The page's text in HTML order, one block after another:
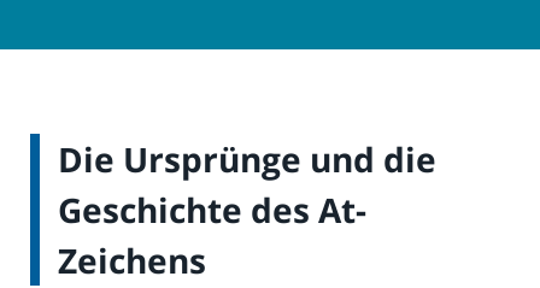
Die Ursprünge und die
Geschichte des At-
Zeichens